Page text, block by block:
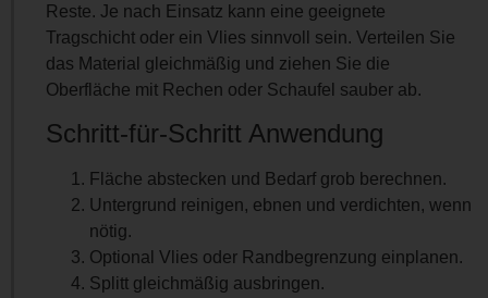
Reste. Je nach Einsatz kann eine geeignete
Tragschicht oder ein Vlies sinnvoll sein. Verteilen Sie
das Material gleichmäßig und ziehen Sie die
Oberfläche mit Rechen oder Schaufel sauber ab.
Schritt-für-Schritt Anwendung
Fläche abstecken und Bedarf grob berechnen.
Untergrund reinigen, ebnen und verdichten, wenn
nötig.
Optional Vlies oder Randbegrenzung einplanen.
Splitt gleichmäßig ausbringen.